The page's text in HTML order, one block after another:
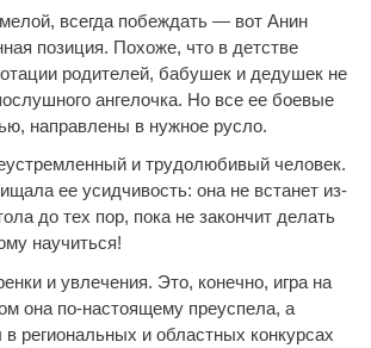
всегда побеждать — вот Анин
позиция. Похоже, что в детстве
родителей, бабушек и дедушек не
ангелочка. Но все ее боевые
направлены в нужное русло.
и трудолюбивый человек.
ее усидчивость: она не встанет из-
до тех пор, пока не закончит делать
научиться!
и увлечения. Это, конечно, игра на
она по-настоящему преуспела, а
региональных и областных конкурсах